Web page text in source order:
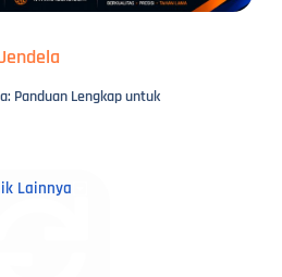
Panduan Lengkap untuk
Lainnya